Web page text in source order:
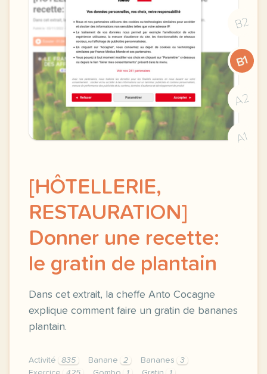
B2
B1
A2
A1
[HÔTELLERIE,
RESTAURATION]
Donner une recette:
le gratin de plantain
Dans cet extrait, la cheffe Anto Cocagne
explique comment faire un gratin de bananes
plantain.
Activité 835 Banane 2 Bananes
3